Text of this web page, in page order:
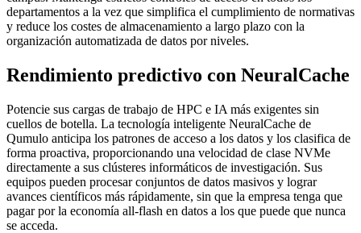
departamentos a la vez que simplifica el cumplimiento de normativas
y reduce los costes de almacenamiento a largo plazo con la
organización automatizada de datos por niveles.
Rendimiento predictivo con NeuralCache
Potencie sus cargas de trabajo de HPC e IA más exigentes sin
cuellos de botella. La tecnología inteligente NeuralCache de
Qumulo anticipa los patrones de acceso a los datos y los clasifica de
forma proactiva, proporcionando una velocidad de clase NVMe
directamente a sus clústeres informáticos de investigación. Sus
equipos pueden procesar conjuntos de datos masivos y lograr
avances científicos más rápidamente, sin que la empresa tenga que
pagar por la economía all-flash en datos a los que puede que nunca
se acceda.